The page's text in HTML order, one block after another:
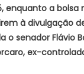
enquanto a bolsa
à divulgação
senador Flávio
ex-